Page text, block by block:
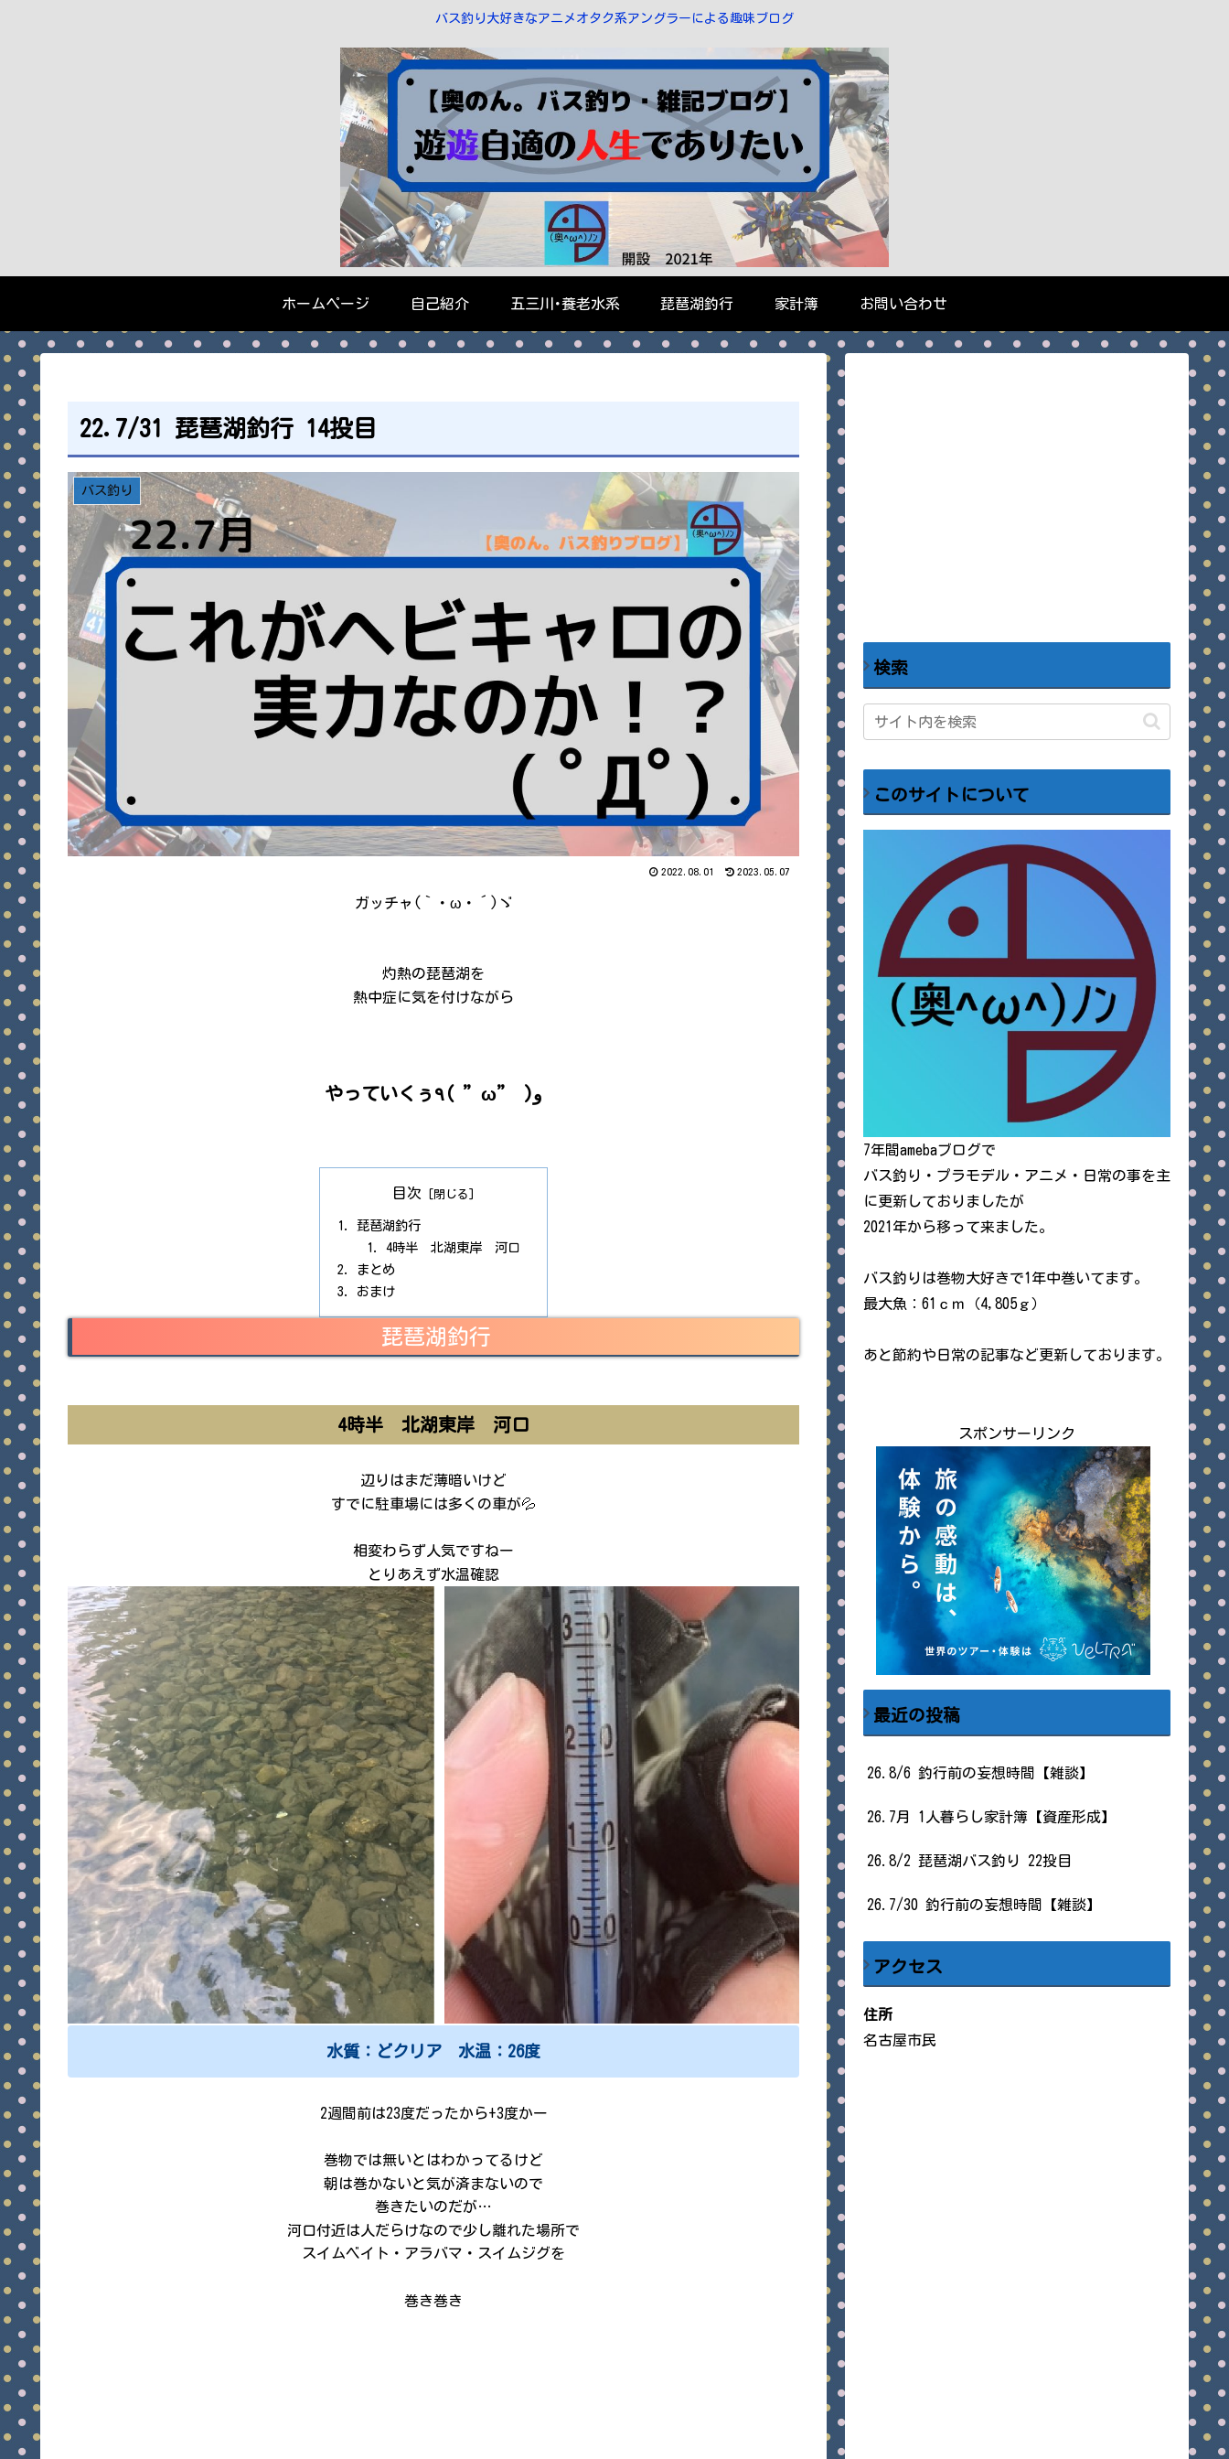
バス釣り大好きなアニメオタク系アングラーによる趣味ブログ
ホームページ 自己紹介 五三川･養老水系 琵琶湖釣行 家計簿 お問い合わせ
22.7/31 琵琶湖釣行 14投目
バス釣り
2022.08.01 2023.05.07
ガッチャ(｀・ω・´)ゞ
灼熱の琵琶湖を
熱中症に気を付けながら
やっていくぅ٩( ”ω” )و
目次
琵琶湖釣行
4時半 北湖東岸 河口
まとめ
おまけ
琵琶湖釣行
4時半 北湖東岸 河口
辺りはまだ薄暗いけど
すでに駐車場には多くの車が💦
相変わらず人気ですねー
とりあえず水温確認
水質：どクリア 水温：26度
2週間前は23度だったから+3度かー
巻物では無いとはわかってるけど
朝は巻かないと気が済まないので
巻きたいのだが…
河口付近は人だらけなので少し離れた場所で
スイムベイト・アラバマ・スイムジグを
巻き巻き
検索
このサイトについて
7年間amebaブログで
バス釣り・プラモデル・アニメ・日常の事を主
に更新しておりましたが
2021年から移って来ました。
バス釣りは巻物大好きで1年中巻いてます。
最大魚：61ｃｍ（4,805ｇ）
あと節約や日常の記事など更新しております。
スポンサーリンク
最近の投稿
26.8/6 釣行前の妄想時間【雑談】
26.7月 1人暮らし家計簿【資産形成】
26.8/2 琵琶湖バス釣り 22投目
26.7/30 釣行前の妄想時間【雑談】
アクセス
住所
名古屋市民